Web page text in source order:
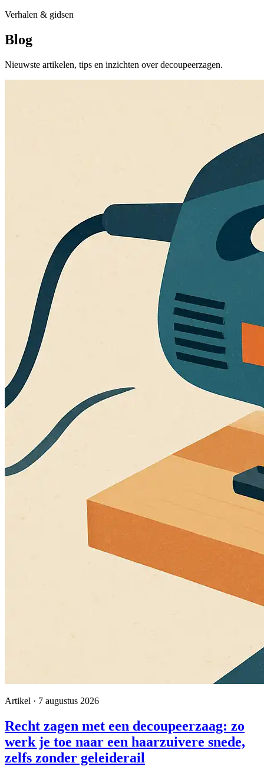
Verhalen & gidsen
Blog
Nieuwste artikelen, tips en inzichten over decoupeerzagen.
Artikel · 7 augustus 2026
Recht zagen met een decoupeerzaag: zo
werk je toe naar een haarzuivere snede,
zelfs zonder geleiderail